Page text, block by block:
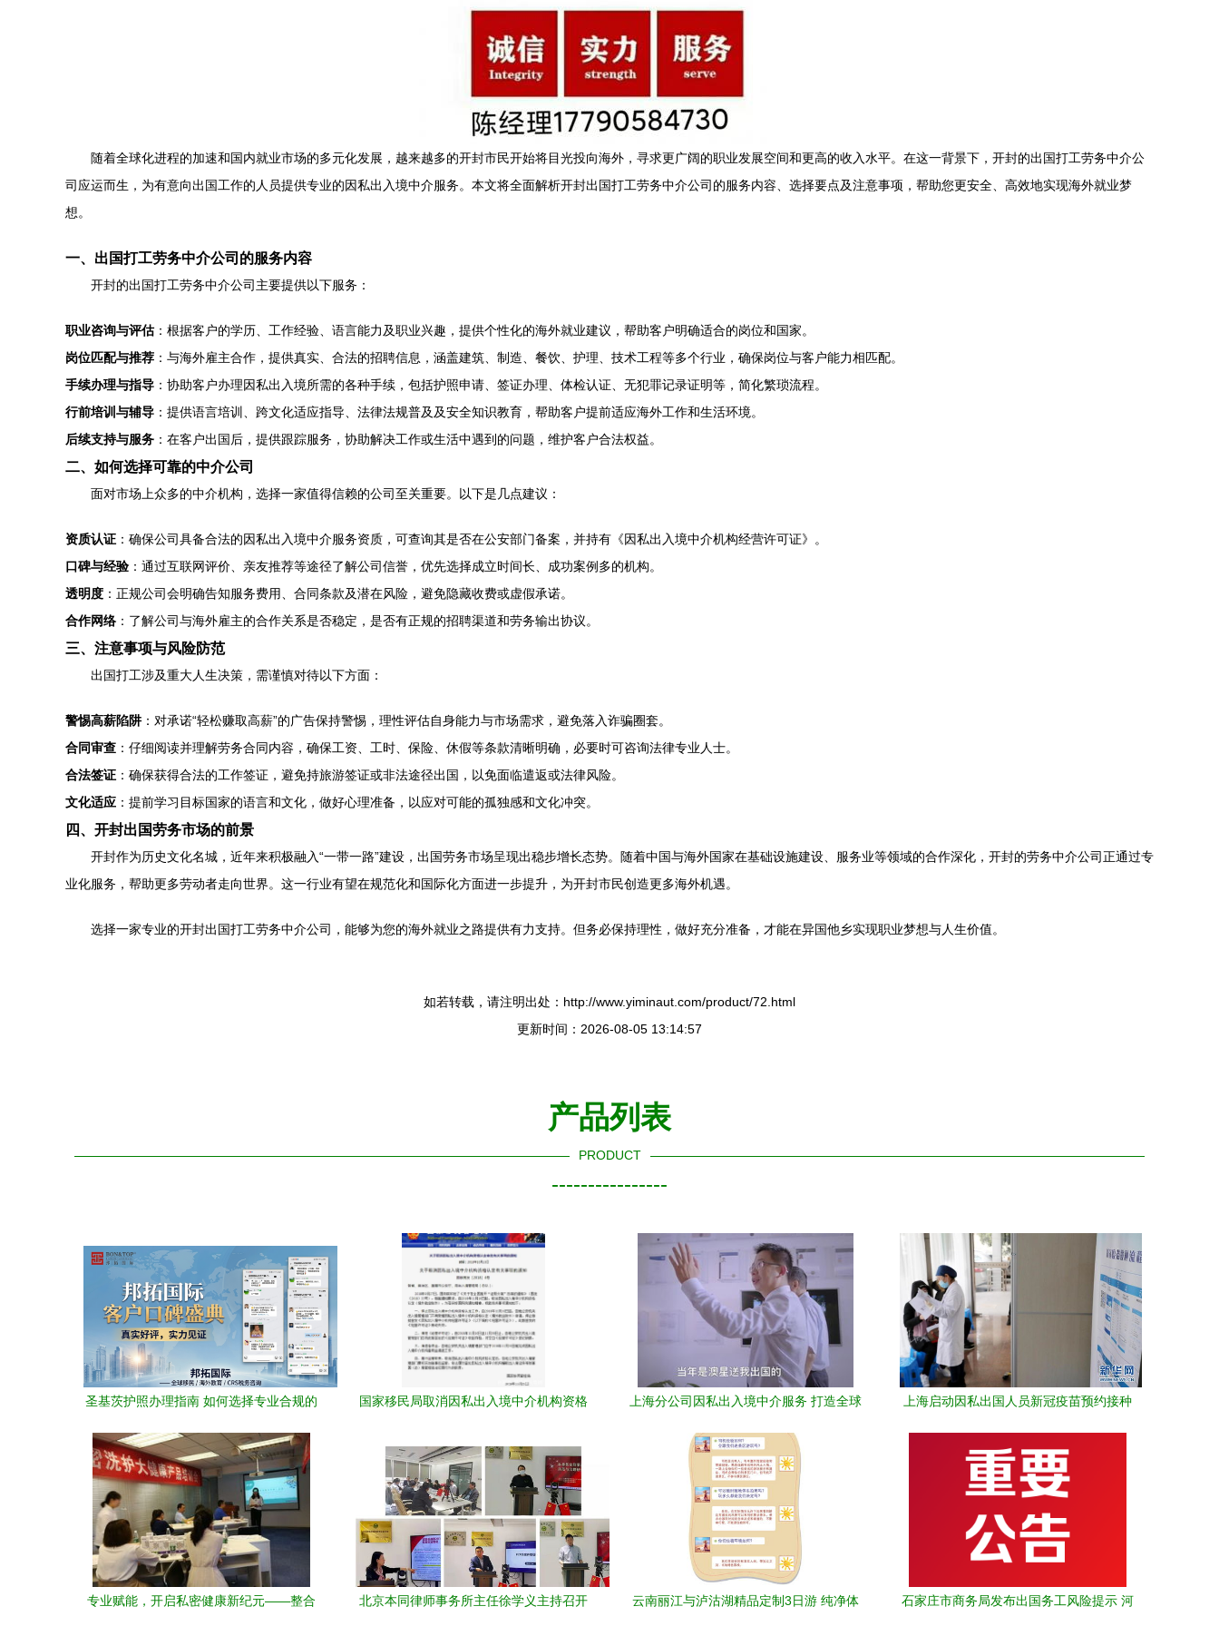
随着全球化进程的加速和国内就业市场的多元化发展，越来越多的开封市民开始将目光投向海外，寻求更广阔的职业发展空间和更高的收入水平。在这一背景下，开封的出国打工劳务中介公
司应运而生，为有意向出国工作的人员提供专业的因私出入境中介服务。本文将全面解析开封出国打工劳务中介公司的服务内容、选择要点及注意事项，帮助您更安全、高效地实现海外就业梦
想。
一、出国打工劳务中介公司的服务内容
开封的出国打工劳务中介公司主要提供以下服务：
职业咨询与评估：根据客户的学历、工作经验、语言能力及职业兴趣，提供个性化的海外就业建议，帮助客户明确适合的岗位和国家。
岗位匹配与推荐 ：与海外雇主合作，提供真实、合法的招聘信息，涵盖建筑、制造、餐饮、护理、技术工程等多个行业，确保岗位与客户能力相匹配。
手续办理与指导 ：协助客户办理因私出入境所需的各种手续，包括护照申请、签证办理、体检认证、无犯罪记录证明等，简化繁琐流程。
行前培训与辅导 ：提供语言培训、跨文化适应指导、法律法规普及及安全知识教育，帮助客户提前适应海外工作和生活环境。
后续支持与服务 ：在客户出国后，提供跟踪服务，协助解决工作或生活中遇到的问题，维护客户合法权益。
二、如何选择可靠的中介公司
面对市场上众多的中介机构，选择一家值得信赖的公司至关重要。以下是几点建议：
资质认证 ：确保公司具备合法的因私出入境中介服务资质，可查询其是否在公安部门备案，并持有《因私出入境中介机构经营许可证》。
口碑与经验 ：通过互联网评价、亲友推荐等途径了解公司信誉，优先选择成立时间长、成功案例多的机构。
透明度 ：正规公司会明确告知服务费用、合同条款及潜在风险，避免隐藏收费或虚假承诺。
合作网络 ：了解公司与海外雇主的合作关系是否稳定，是否有正规的招聘渠道和劳务输出协议。
三、注意事项与风险防范
出国打工涉及重大人生决策，需谨慎对待以下方面：
警惕高薪陷阱：对承诺“轻松赚取高薪”的广告保持警惕，理性评估自身能力与市场需求，避免落入诈骗圈套。
合同审查 ：仔细阅读并理解劳务合同内容，确保工资、工时、保险、休假等条款清晰明确，必要时可咨询法律专业人士。
合法签证 ：确保获得合法的工作签证，避免持旅游签证或非法途径出国，以免面临遣返或法律风险。
文化适应 ：提前学习目标国家的语言和文化，做好心理准备，以应对可能的孤独感和文化冲突。
四、开封出国劳务市场的前景
开封作为历史文化名城，近年来积极融入“一带一路”建设，出国劳务市场呈现出稳步增长态势。随着中国与海外国家在基础设施建设、服务业等领域的合作深化，开封的劳务中介公司正通过专
业化服务，帮助更多劳动者走向世界。这一行业有望在规范化和国际化方面进一步提升，为开封市民创造更多海外机遇。
选择一家专业的开封出国打工劳务中介公司，能够为您的海外就业之路提供有力支持。但务必保持理性，做好充分准备，才能在异国他乡实现职业梦想与人生价值。
如若转载，请注明出处：http://www.yiminaut.com/product/72.html
更新时间：2026-08-05 13:14:57
产品列表
PRODUCT
----------------
圣基茨护照办理指南 如何选择专业合规的
析
国家移民局取消因私出入境中介机构资格
上海分公司因私出入境中介服务 打造全球
上海启动因私出国人员新冠疫苗预约接种
专业赋能，开启私密健康新纪元——整合
北京本同律师事务所主任徐学义主持召开
云南丽江与泸沽湖精品定制3日游 纯净体
石家庄市商务局发布出国务工风险提示 河